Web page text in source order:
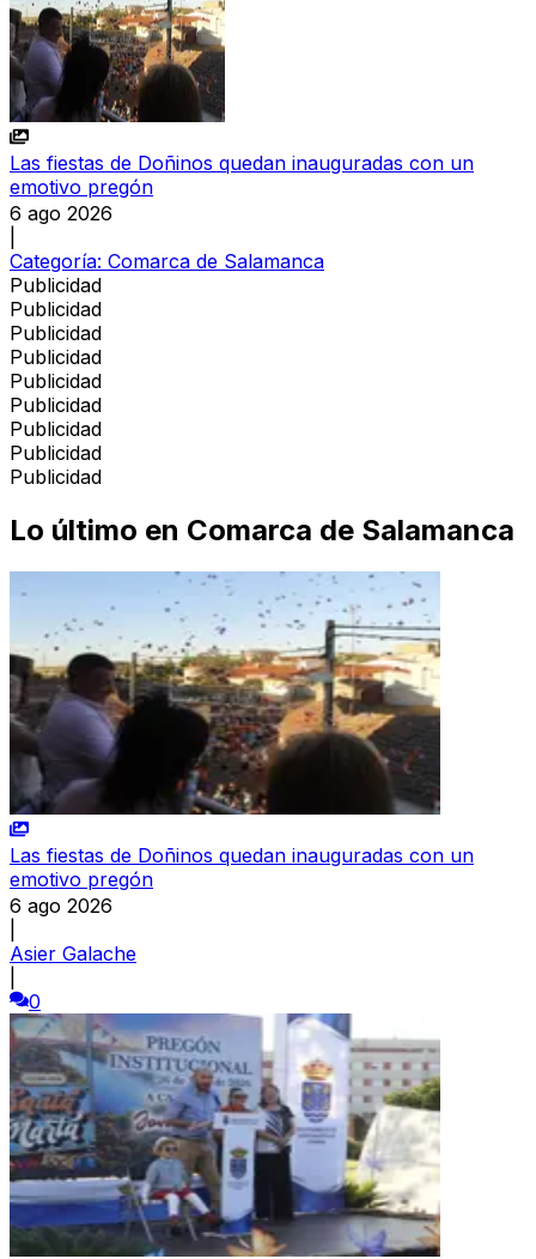
Las fiestas de Doñinos quedan inauguradas con un
emotivo pregón
6 ago 2026
Categoría: Comarca de Salamanca
Publicidad
Publicidad
Publicidad
Publicidad
Publicidad
Publicidad
Publicidad
Publicidad
Publicidad
Lo último en Comarca de Salamanca
Las fiestas de Doñinos quedan inauguradas con un
emotivo pregón
6 ago 2026
Asier Galache
0